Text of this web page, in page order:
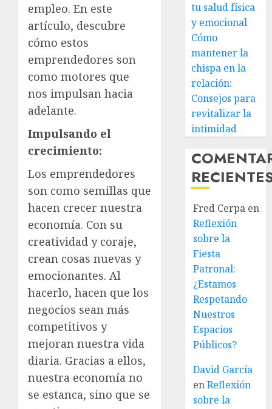
empleo. En este
artículo, descubre
cómo estos
emprendedores son
como motores que
nos impulsan hacia
adelante.
Impulsando el
crecimiento:
Los emprendedores
son como semillas que
hacen crecer nuestra
economía. Con su
creatividad y coraje,
crean cosas nuevas y
emocionantes. Al
hacerlo, hacen que los
negocios sean más
competitivos y
mejoran nuestra vida
diaria. Gracias a ellos,
nuestra economía no
se estanca, sino que se
tu salud física
y emocional
Cómo
mantener la
chispa en la
relación:
Consejos para
revitalizar la
intimidad
Fred Cerpa en
Reflexión
sobre la
Fiesta
Patronal:
¿Estamos
Respetando
Nuestros
Espacios
Públicos?
David García
enReflexión
sobre la